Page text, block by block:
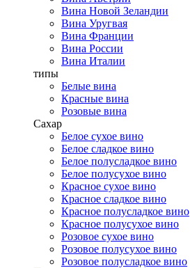
Вина Новой Зеландии
Вина Уругвая
Вина Франции
Вина России
Вина Италии
типы
Белые вина
Красные вина
Розовые вина
Сахар
Белое сухое вино
Белое сладкое вино
Белое полусладкое вино
Белое полусухое вино
Красное сухое вино
Красное сладкое вино
Красное полусладкое вино
Красное полусухое вино
Розовое сухое вино
Розовое полусухое вино
Розовое полусладкое вино